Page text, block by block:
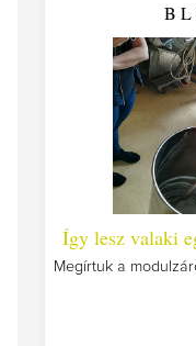
Így lesz valaki
Megírtuk a